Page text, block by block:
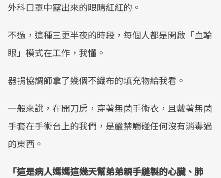
外科口罩中露出來的眼睛紅紅的。
不過，這種三更半夜的時段，每個人都是開啟「血輪
眼」模式在工作，我懂。
器捐協調師拿了幾個不織布的填充物給我看。
一般來說，在開刀房，穿著無菌手術衣，且戴著無菌
手套在手術台上的我們，是嚴禁觸碰任何沒有消毒過
的東西。
「這是病人媽媽這幾天幫弟弟親手縫製的心臟、肺